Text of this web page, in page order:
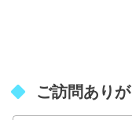
ご訪問あり